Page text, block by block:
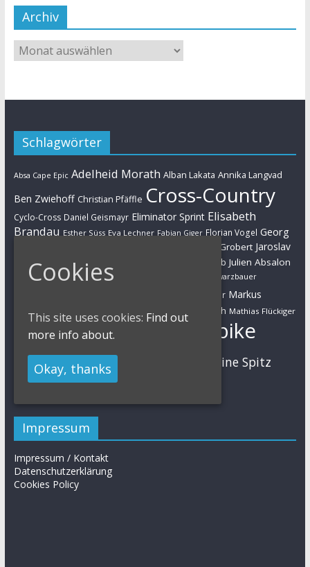
Archiv
Schlagwörter
Absa Cape Epic Adelheid Morath Alban Lakata Annika Langvad
Ben Zwiehoff Christian Pfäffle Cross-Country
Cyclo-Cross Daniel Geismayr Eliminator Sprint Elisabeth
Brandau Esther Süss Eva Lechner Fabian Giger Florian Vogel Georg
Helen Grobert Jaroslav
Kulhavy
Jochen Käß Julian Schelb Julien Absalon
Karl Platt Kathrin Stirnemann Luca Schwarzbauer
Markus Bauer Markus
Kaufmann
Markus Schulte-Lünzum Martin Gluth Mathias Flückiger
Max Brandl Moritz Milatz
Mountainbike
MTB
Nadine Rieder Sabine Spitz
Simon Stiebjahn UCI
Impressum
Impressum / Kontakt
Datenschutzerklärung
Cookies Policy
Cookies
This site uses cookies: Find out
more info about.
Okay, thanks